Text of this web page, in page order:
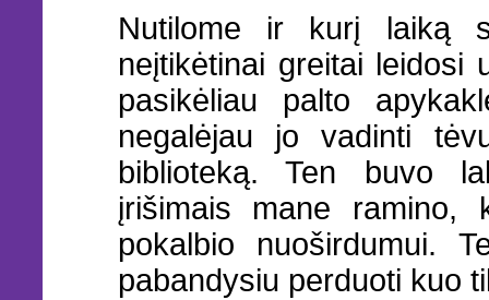
Nutilome ir kurį laiką
neįtikėtinai greitai
pasikėliau palto
negalėjau jo vadinti
biblioteką. Ten buvo
įrišimais mane ramino,
pokalbio nuoširdumui.
pabandysiu perduoti kuo